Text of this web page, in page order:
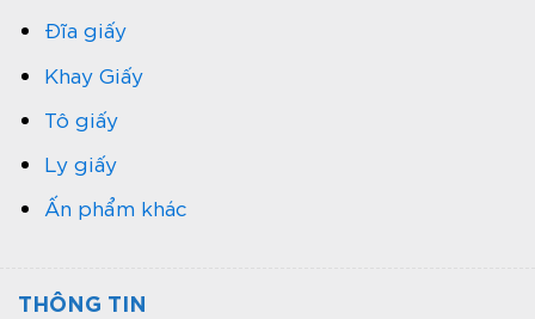
Đĩa giấy
Khay Giấy
Tô giấy
Ly giấy
Ấn phẩm khác
THÔNG TIN